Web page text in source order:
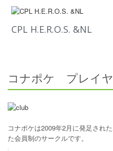
CPL H.E.R.O.S. &NL
コナポケ プレイ
コナポケは2009年2月に発足され
た会員制のサークルです。